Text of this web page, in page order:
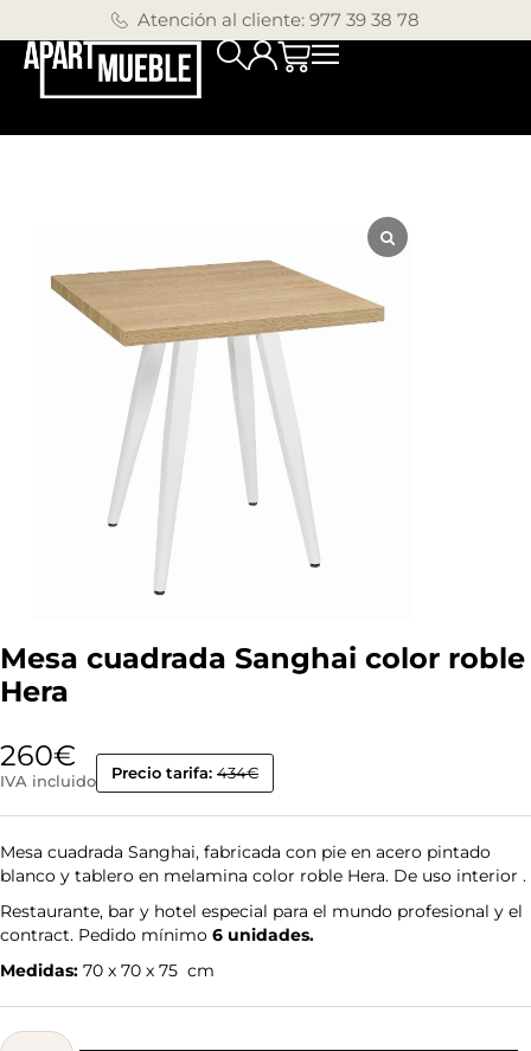
Atención al cliente: 977 39 38 78
Mesa cuadrada Sanghai color roble
Hera
260€
IVA incluido Precio tarifa: 434€
Mesa cuadrada Sanghai, fabricada con pie en acero pintado
blanco y tablero en melamina color roble Hera. De uso interior .
Restaurante, bar y hotel especial para el mundo profesional y el
contract. Pedido mínimo 6 unidades.
Medidas: 70 x 70 x 75 cm